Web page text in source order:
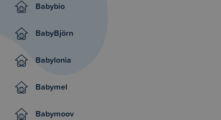
Babybio
BabyBjörn
Babylonia
Babymel
Babymoov